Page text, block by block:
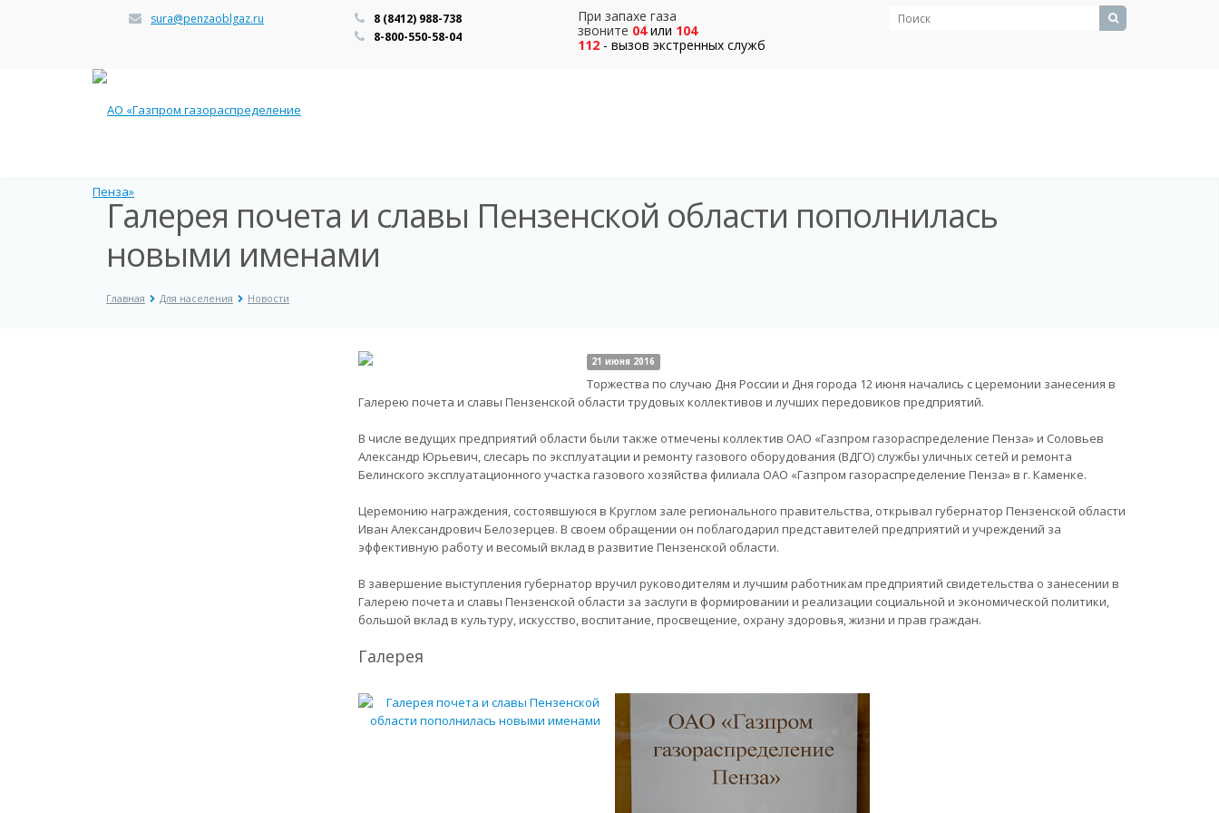
sura@penzaoblgaz.ru
8 (8412) 988-738
8-800-550-58-04
При запахе газа
звоните 04 или 104
112 - вызов экстренных служб
Галерея почета и славы Пензенской области пополнилась
новыми именами
Главная Для населения Новости
21 июня 2016
Торжества по случаю Дня России и Дня города 12 июня начались с церемонии занесения в
Галерею почета и славы Пензенской области трудовых коллективов и лучших передовиков предприятий.
В числе ведущих предприятий области были также отмечены коллектив ОАО «Газпром газораспределение Пенза» и Соловьев
Александр Юрьевич, слесарь по эксплуатации и ремонту газового оборудования (ВДГО) службы уличных сетей и ремонта
Белинского эксплуатационного участка газового хозяйства филиала ОАО «Газпром газораспределение Пенза» в г. Каменке.
Церемонию награждения, состоявшуюся в Круглом зале регионального правительства, открывал губернатор Пензенской области
Иван Александрович Белозерцев. В своем обращении он поблагодарил представителей предприятий и учреждений за
эффективную работу и весомый вклад в развитие Пензенской области.
В завершение выступления губернатор вручил руководителям и лучшим работникам предприятий свидетельства о занесении в
Галерею почета и славы Пензенской области за заслуги в формировании и реализации социальной и экономической политики,
большой вклад в культуру, искусство, воспитание, просвещение, охрану здоровья, жизни и прав граждан.
Галерея